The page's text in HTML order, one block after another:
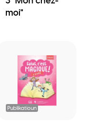
moi"
Publikatioun